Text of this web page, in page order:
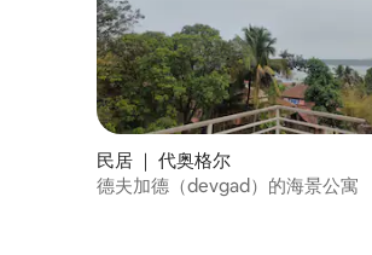
民居 ｜ 代奥格尔
德夫加德（devgad）的海景公寓